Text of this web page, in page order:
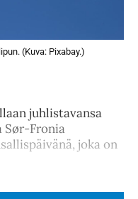
(Kuva: Pixabay.)
juhlistavansa
Sør-Fronia
joka on